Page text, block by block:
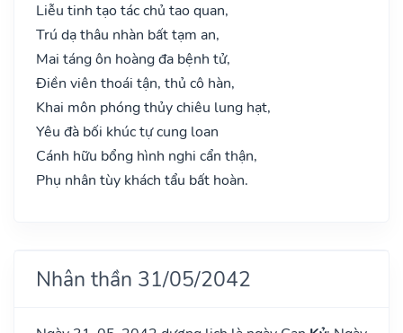
Liễu tinh tạo tác chủ tao quan,
Trú dạ thâu nhàn bất tạm an,
Mai táng ôn hoàng đa bệnh tử,
Điền viên thoái tận, thủ cô hàn,
Khai môn phóng thủy chiêu lung hạt,
Yêu đà bối khúc tự cung loan
Cánh hữu bổng hình nghi cẩn thận,
Phụ nhân tùy khách tẩu bất hoàn.
Nhân thần 31/05/2042